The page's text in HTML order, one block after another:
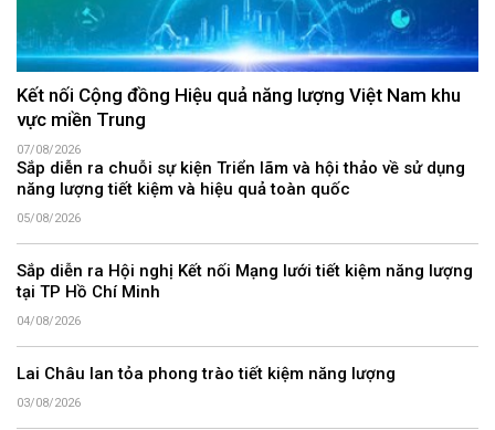
Kết nối Cộng đồng Hiệu quả năng lượng Việt Nam khu
vực miền Trung
07/08/2026
Sắp diễn ra chuỗi sự kiện Triển lãm và hội thảo về sử dụng
năng lượng tiết kiệm và hiệu quả toàn quốc
05/08/2026
Sắp diễn ra Hội nghị Kết nối Mạng lưới tiết kiệm năng lượng
tại TP Hồ Chí Minh
04/08/2026
Lai Châu lan tỏa phong trào tiết kiệm năng lượng
03/08/2026